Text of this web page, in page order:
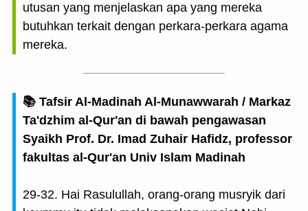
utusan yang menjelaskan apa yang mereka
butuhkan terkait dengan perkara-perkara agama
mereka.
📚 Tafsir Al-Madinah Al-Munawwarah / Markaz
Ta'dzhim al-Qur'an di bawah pengawasan
Syaikh Prof. Dr. Imad Zuhair Hafidz, professor
fakultas al-Qur'an Univ Islam Madinah
29-32. Hai Rasulullah, orang-orang musryik dari